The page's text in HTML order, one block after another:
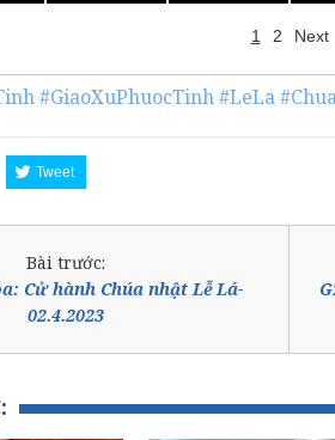
1 2 Next
#GiaoXuPhuocTinh#LeLa
Tweet
Bài trước:
Cử hành Chúa nhật Lễ Lá-
02.4.2023